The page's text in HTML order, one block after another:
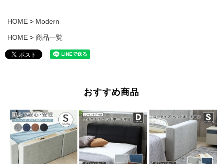
HOME Modern
HOME 商品一覧
おすすめ商品